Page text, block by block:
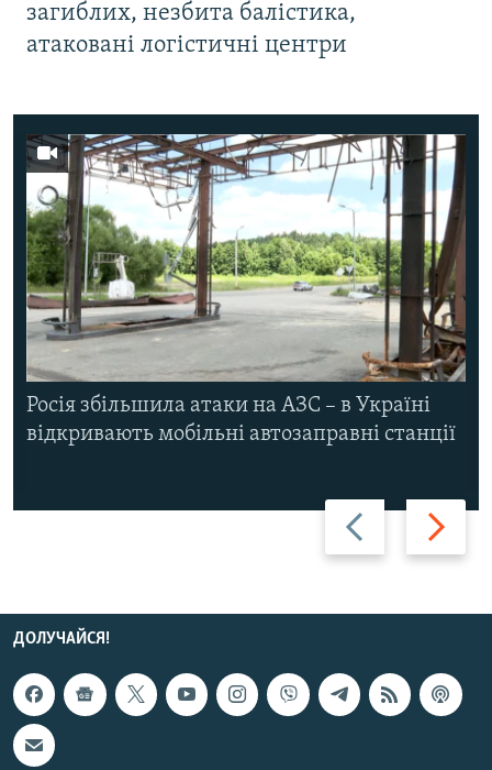
загиблих, незбита балістика,
атаковані логістичні центри
Назад Вперед
Росія збільшила атаки на АЗС – в Україні
відкривають мобільні автозаправні станції
ДОЛУЧАЙСЯ!